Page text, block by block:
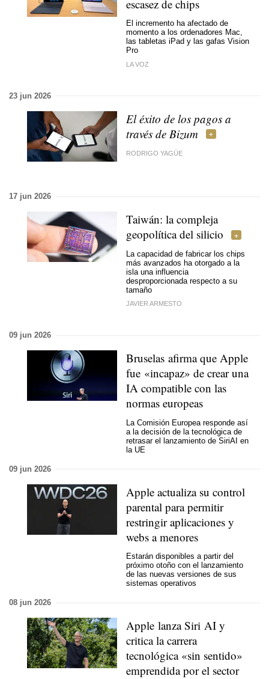
escasez de chips
El incremento ha afectado de
momento a los ordenadores Mac,
las tabletas iPad y las gafas Vision
Pro
LA VOZ
23 jun 2026
El éxito de los pagos a
través de Bizum
RODRIGO YAGÜE
17 jun 2026
Taiwán: la compleja
geopolítica del silicio
La capacidad de fabricar los chips
más avanzados ha otorgado a la
isla una influencia
desproporcionada respecto a su
tamaño
JAVIER ARMESTO
09 jun 2026
Bruselas afirma que Apple
fue «incapaz» de crear una
IA compatible con las
normas europeas
La Comisión Europea responde así
a la decisión de la tecnológica de
retrasar el lanzamiento de SiriAI en
la UE
09 jun 2026
Apple actualiza su control
parental para permitir
restringir aplicaciones y
webs a menores
Estarán disponibles a partir del
próximo otoño con el lanzamiento
de las nuevas versiones de sus
sistemas operativos
08 jun 2026
Apple lanza Siri AI y
critica la carrera
tecnológica «sin sentido»
emprendida por el sector